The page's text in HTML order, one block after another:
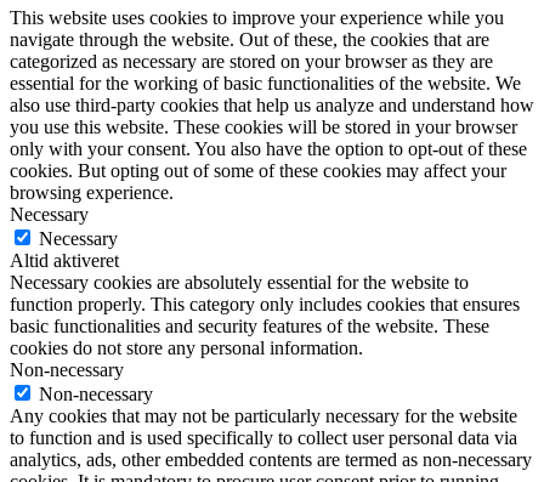
This website uses cookies to improve your experience while you
navigate through the website. Out of these, the cookies that are
categorized as necessary are stored on your browser as they are
essential for the working of basic functionalities of the website. We
also use third-party cookies that help us analyze and understand how
you use this website. These cookies will be stored in your browser
only with your consent. You also have the option to opt-out of these
cookies. But opting out of some of these cookies may affect your
browsing experience.
Necessary
Necessary
Altid aktiveret
Necessary cookies are absolutely essential for the website to
function properly. This category only includes cookies that ensures
basic functionalities and security features of the website. These
cookies do not store any personal information.
Non-necessary
Non-necessary
Any cookies that may not be particularly necessary for the website
to function and is used specifically to collect user personal data via
analytics, ads, other embedded contents are termed as non-necessary